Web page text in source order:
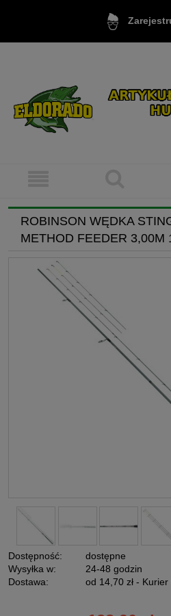
ROBINSON WĘDKA
METHOD FEEDER 3,00M
Dostępność:
dostępne
Wysyłka w:
24-48 godzin
Dostawa:
od 14,70 zł - Kurier
Cena nie zawiera ewentualnych